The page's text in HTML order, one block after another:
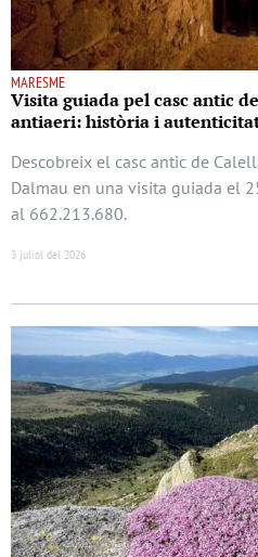
MARESME
Visita guiada pel casc antic
antiaeri: història i
Descobreix el casc antic de
Dalmau en una visita guiada el
al 662.213.680.
3 juliol del 2026